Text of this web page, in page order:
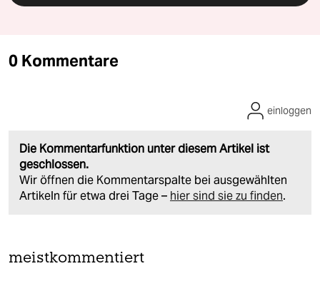
0 Kommentare
Die Kommentarfunktion unter diesem Artikel ist
geschlossen.
Wir öffnen die Kommentarspalte bei ausgewählten
Artikeln für etwa drei Tage – hier sind sie zu finden.
einloggen
meistkommentiert